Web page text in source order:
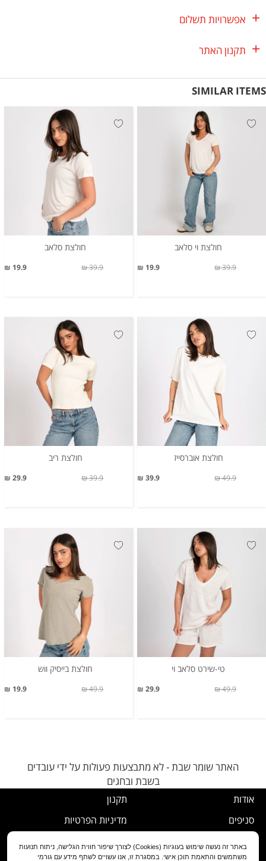
אפשרויות תשלום
תקנון האתר
SIMILAR ITEMS
חולצת וי סלאב
19.9 ₪ 39.9 ₪
חולצת סלאב
19.9 ₪ 39.9 ₪
חולצת אוברסייז
39.9 ₪ 49.9 ₪
חולצת ריב
29.9 ₪ 39.9 ₪
טי-שירט סלאב וי
29.9 ₪ 49.9 ₪
חולצת בייסיק ווש
19.9 ₪ 49.9 ₪
האתר שומר שבת - לא מתבצעות פעולות על ידי עובדים
בשבת ובחגים
אודות
סניפים
תקנון
מדיניות הפרטיות
נוהל ביטול עסקה
באתר זה נעשה שימוש בעוגיות (Cookies) לצורך שיפור חווית הגלישה, ניתוח תנועות
משתמשים והתאמת תוכן אישי. במסגרת זו, אנו עשויים לשתף מידע עם גורמי